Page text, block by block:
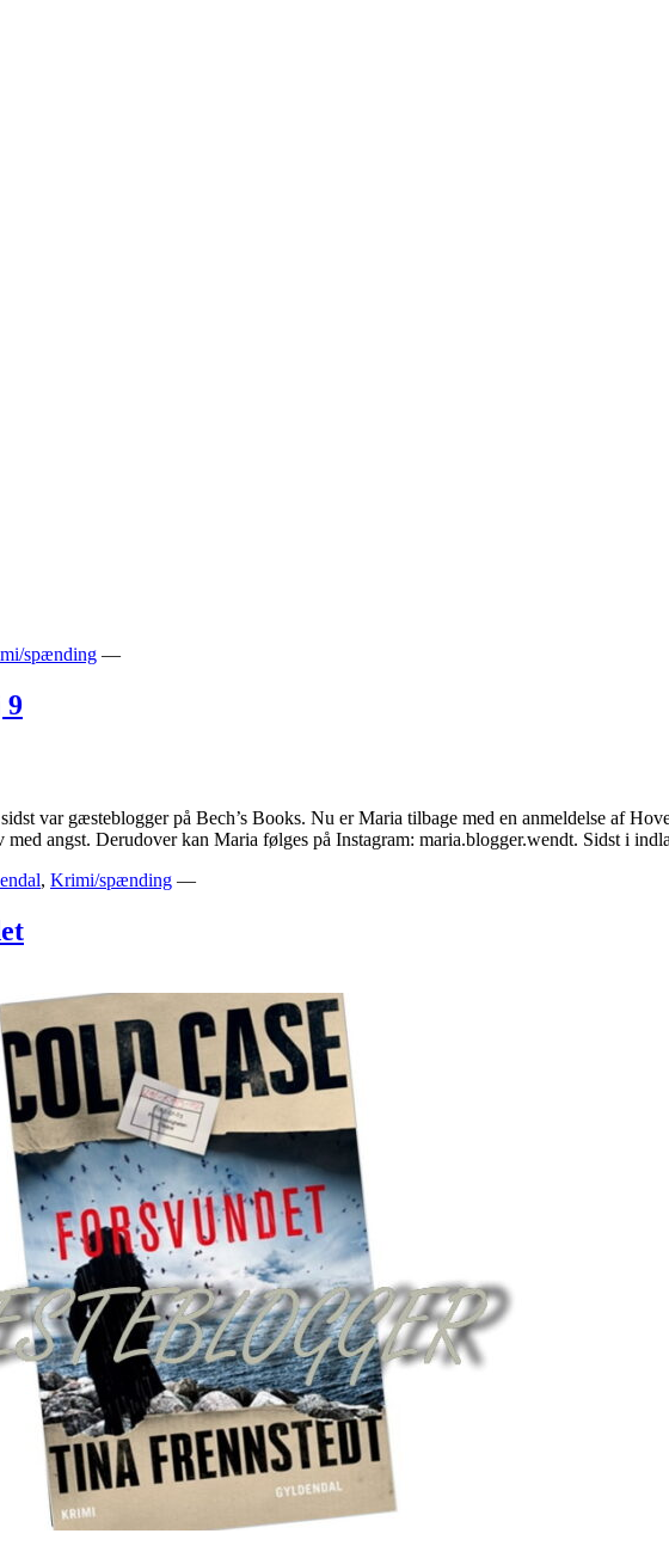
spænding —
9
var gæsteblogger på Bech’s Books. Nu er Maria tilbage med en anmeldelse af
angst. Derudover kan Maria følges på Instagram: maria.blogger.wendt. Sidst i
, Krimi/spænding —